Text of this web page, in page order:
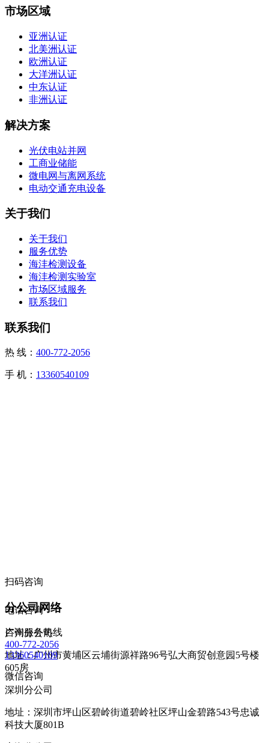
市场区域
亚洲认证
北美洲认证
欧洲认证
大洋洲认证
中东认证
非洲认证
解决方案
光伏电站并网
工商业储能
微电网与离网系统
电动交通充电设备
关于我们
关于我们
服务优势
海沣检测设备
海沣检测实验室
市场区域服务
联系我们
联系我们
热 线： 400-772-2056
手 机： 13360540109
扫码咨询
分公司网络
广州分公司
地址：广州市黄埔区云埔街源祥路96号弘大商贸创意园5号楼
605房
深圳分公司
地址：深圳市坪山区碧岭街道碧岭社区坪山金碧路543号忠诚
科技大厦801B
电话咨询
咨询服务热线
400-772-2056
13360540109
微信咨询